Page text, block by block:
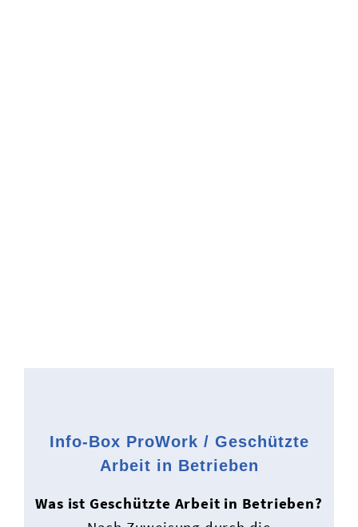
Info-Box ProWork / Geschützte
Arbeit in Betrieben
Was ist Geschützte Arbeit in Betrieben?